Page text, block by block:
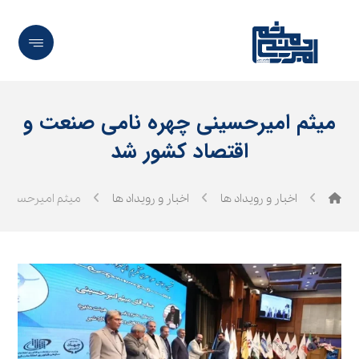
میثم امیرحسینی چهره نامی صنعت و
اقتصاد کشور شد
اخبار و رویداد ها اخبار و رویداد ها میثم